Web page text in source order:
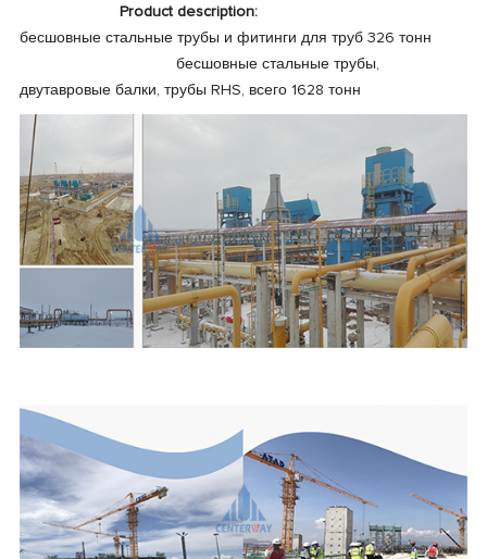
Product description:
бесшовные стальные трубы и фитинги для труб 326 тонн
бесшовные стальные трубы,
двутавровые балки, трубы RHS, всего 1628 тонн